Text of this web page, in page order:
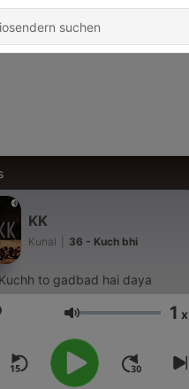
KK
Kunal 36 - Kuch bhi
Kuchh to gadbad hai daya
Lautstärke 1 x